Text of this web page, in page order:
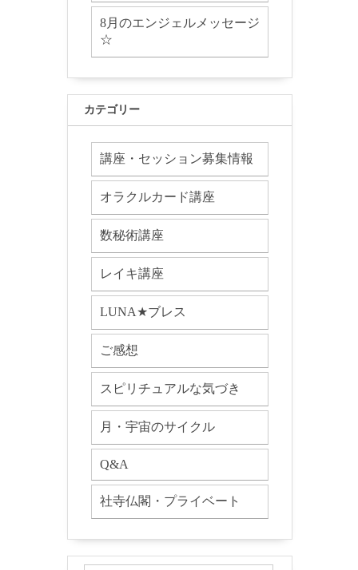
8月のエンジェルメッセージ
☆
カテゴリー
講座・セッション募集情報
オラクルカード講座
数秘術講座
レイキ講座
LUNA★ブレス
ご感想
スピリチュアルな気づき
月・宇宙のサイクル
Q&A
社寺仏閣・プライベート